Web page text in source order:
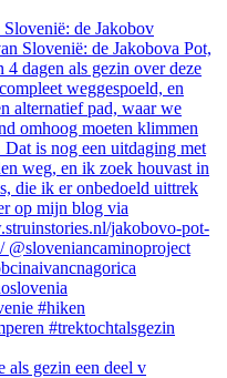
de Jakobov
als gezin een deel v